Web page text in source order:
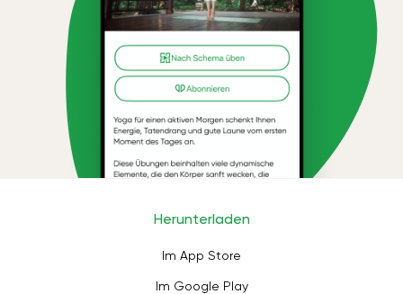
Herunterladen
Im App Store
Im Google Play